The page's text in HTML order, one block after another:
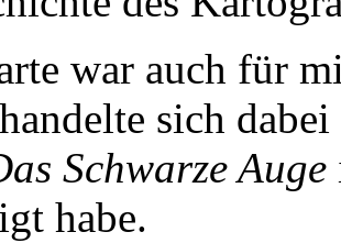
war auch für
sich
Schwarze Auge
habe.